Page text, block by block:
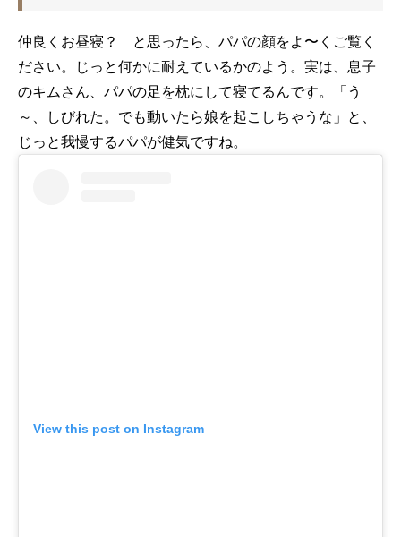
仲良くお昼寝？ と思ったら、パパの顔をよ〜くご覧く
ださい。じっと何かに耐えているかのよう。実は、息子
のキムさん、パパの足を枕にして寝てるんです。「う
～、しびれた。でも動いたら娘を起こしちゃうな」と、
じっと我慢するパパが健気ですね。
View this post on Instagram